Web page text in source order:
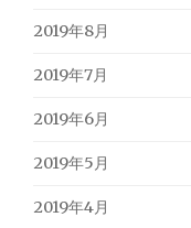
2019年8月
2019年7月
2019年6月
2019年5月
2019年4月